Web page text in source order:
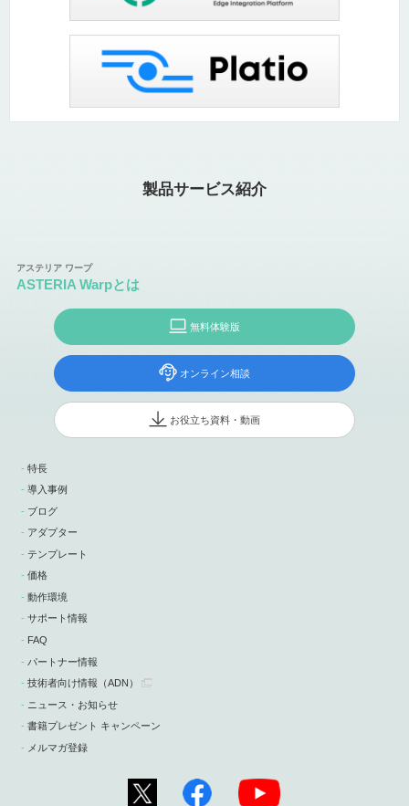
製品サービス紹介
ASTERIA Warpとは
無料体験版
オンライン相談
お役立ち資料・動画
特長
導入事例
ブログ
アダプター
テンプレート
価格
動作環境
サポート情報
FAQ
パートナー情報
技術者向け情報 （ADN）
ニュース・お知らせ
書籍プレゼント キャンペーン
メルマガ登録